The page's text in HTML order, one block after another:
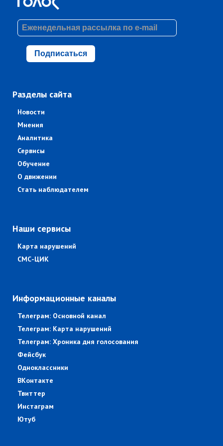
Подписаться
Разделы сайта
Новости
Мнения
Аналитика
Сервисы
Обучение
О движении
Стать наблюдателем
Наши сервисы
Карта нарушений
СМС-ЦИК
Информационные каналы
Телеграм: Основной канал
Телеграм: Карта нарушений
Телеграм: Хроника дня голосования
Фейсбук
Одноклассники
ВКонтакте
Твиттер
Инстаграм
Ютуб